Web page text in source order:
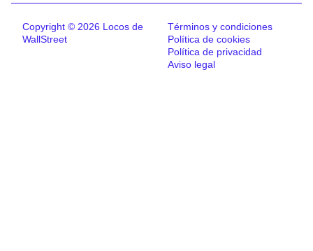
Copyright © 2026 Locos de
WallStreet
Términos y condiciones
Política de cookies
Política de privacidad
Aviso legal